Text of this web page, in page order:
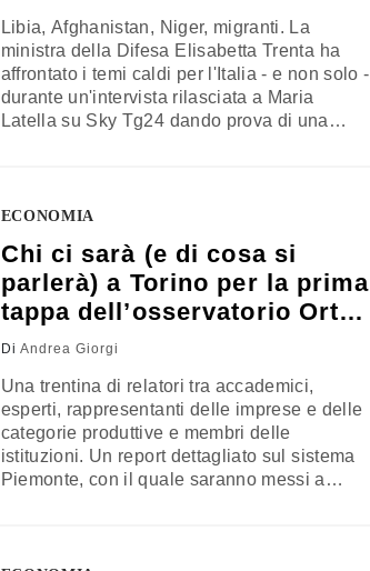
Libia, Afghanistan, Niger, migranti. La
ministra della Difesa Elisabetta Trenta ha
affrontato i temi caldi per l'Italia - e non solo -
durante un'intervista rilasciata a Maria
Latella su Sky Tg24 dando prova di una
sul tema delle migrazioni. "Solo se si
ECONOMIA
Chi ci sarà (e di cosa si
parlerà) a Torino per la prima
tappa dell’osservatorio Orti
di I-Com
Di Andrea Giorgi
Una trentina di relatori tra accademici,
esperti, rappresentanti delle imprese e delle
categorie produttive e membri delle
istituzioni. Un report dettagliato sul sistema
Piemonte, con il quale saranno messi a